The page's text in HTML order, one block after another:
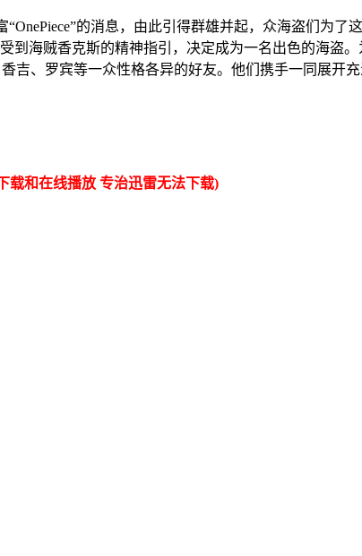
的消息，由此引得群雄并起，众海盗们为
到海贼香克斯的精神指引，决定成为一名出色的海盗
吉、罗宾等一众性格各异的好友。他们携手一同展
载和在线播放 专治迅雷无法下载)